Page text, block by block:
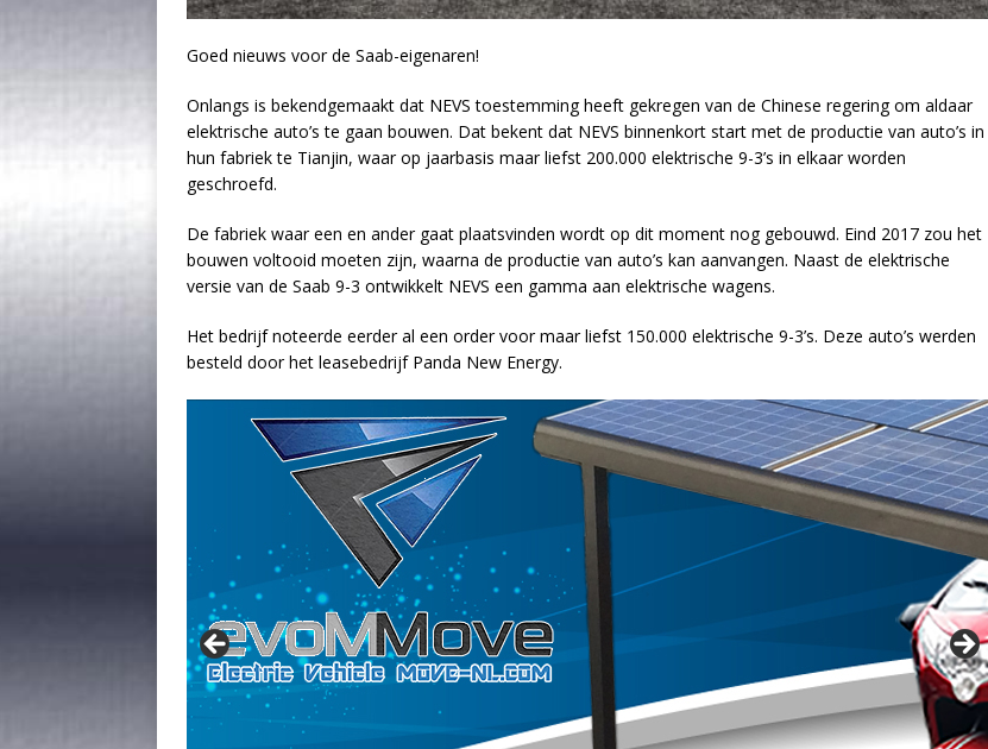
Goed nieuws voor de Saab-eigenaren!
Onlangs is bekendgemaakt dat NEVS toestemming heeft gekregen van de Chinese regering om aldaar
elektrische auto’s te gaan bouwen. Dat bekent dat NEVS binnenkort start met de productie van auto’s in
hun fabriek te Tianjin, waar op jaarbasis maar liefst 200.000 elektrische 9-3’s in elkaar worden
geschroefd.
De fabriek waar een en ander gaat plaatsvinden wordt op dit moment nog gebouwd. Eind 2017 zou het
bouwen voltooid moeten zijn, waarna de productie van auto’s kan aanvangen. Naast de elektrische
versie van de Saab 9-3 ontwikkelt NEVS een gamma aan elektrische wagens.
Het bedrijf noteerde eerder al een order voor maar liefst 150.000 elektrische 9-3’s. Deze auto’s werden
besteld door het leasebedrijf Panda New Energy.